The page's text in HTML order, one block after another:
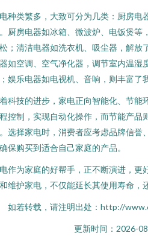
种类繁多，大致可分为几类：厨房电
厨房电器如冰箱、微波炉、电饭煲等
；清洁电器如洗衣机、吸尘器，解放
如空调、空气净化器，调节室内温湿
娱乐电器如电视机、音响，则丰富了
科技的进步，家电正向智能化、节能
控制，实现自动化操作，而节能产品
选择家电时，消费者应考虑品牌信誉
保购买到适合自己家庭的产品。
作为家庭的好帮手，正不断演进，更
维护家电，不仅能延长其使用寿命，
如若转载，请注明出处：http://
更新时间：2026-